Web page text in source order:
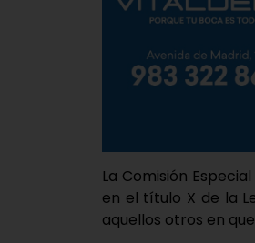
La Comisión
en el título X de la
aquellos otros en